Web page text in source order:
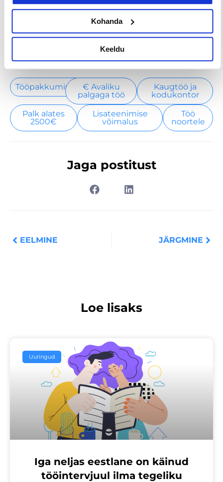
Kohanda
Keeldu
strateegilised plaanid. Töötajate julgustamine
töölt aega maha võtma suurendab tegelikult
pühendumust ja produktiivsust. Ja see on
Tööpakkumised
€ Avaliku
palgaga töö
Kaugtöö ja
kodukontor
Palk alates
2500€
Lisateenimise
võimalus
Töö
noortele
Jaga postitust
EELMINE JÄRGMINE
Loe lisaks
Uuringud
Iga neljas eestlane on käinud
tööintervjuul ilma tegeliku